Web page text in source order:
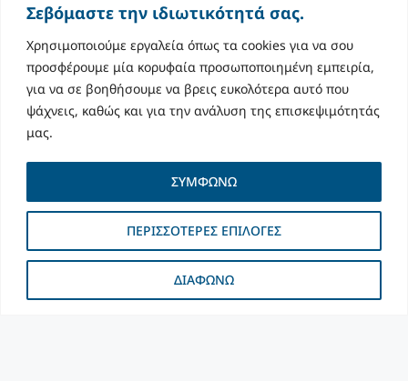
Σεβόμαστε την ιδιωτικότητά σας.
Χρησιμοποιούμε εργαλεία όπως τα cookies για να σου
προσφέρουμε μία κορυφαία προσωποποιημένη εμπειρία,
για να σε βοηθήσουμε να βρεις ευκολότερα αυτό που
ψάχνεις, καθώς και για την ανάλυση της επισκεψιμότητάς
μας.
ΠΕΡΙΣΣΟΤΕΡΕΣ ΕΠΙΛΟΓΕΣ
ΔΙΑΦΩΝΩ
ΣΥΜΦΩΝΩ
Διανομή τροφίμων και
ειδών πρώτης ανάγκης
σε οικογένειες
δικαιούχων του
Κοινωνικού
Παντοπωλείου
Ημερομηνία: 02/05/2024 Περιοχή: Δήμος